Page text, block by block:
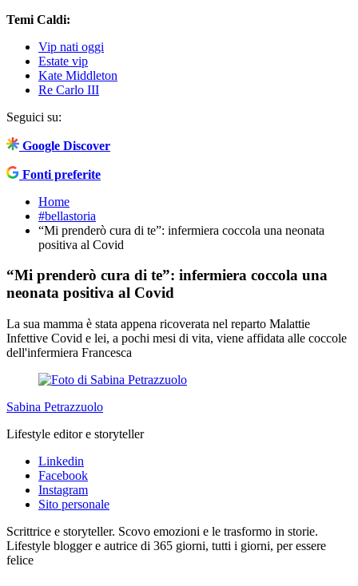
Temi Caldi:
Vip nati oggi
Estate vip
Kate Middleton
Re Carlo III
Seguici su:
Google Discover
Fonti preferite
Home
#bellastoria
“Mi prenderò cura di te”: infermiera coccola una neonata
positiva al Covid
“Mi prenderò cura di te”: infermiera coccola una
neonata positiva al Covid
La sua mamma è stata appena ricoverata nel reparto Malattie
Infettive Covid e lei, a pochi mesi di vita, viene affidata alle coccole
dell'infermiera Francesca
Sabina Petrazzuolo
Lifestyle editor e storyteller
Linkedin
Facebook
Instagram
Sito personale
Scrittrice e storyteller. Scovo emozioni e le trasformo in storie.
Lifestyle blogger e autrice di 365 giorni, tutti i giorni, per essere
felice